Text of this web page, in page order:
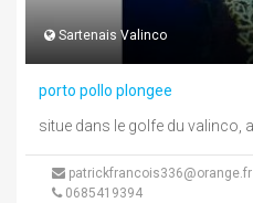
Sartenais Valinco
porto pollo plongee
patrickfrancois336@orange.fr
0685419394